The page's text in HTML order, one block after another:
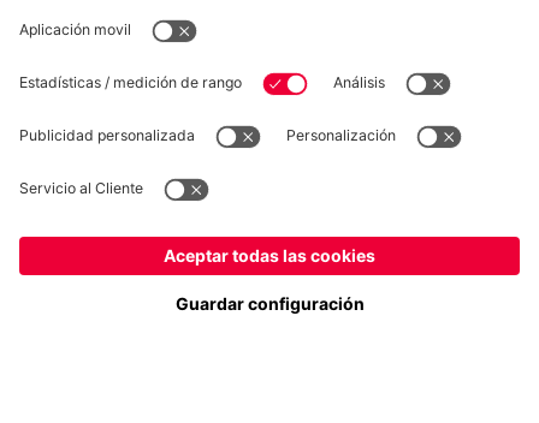
Privacidad
Configuración de las cookies
*Los precios incluyen el IVA y los gastos de envío
© FC Bayern München AG
FC Bayern München AG, Säbener Str. 51-57, 81547 München
Españapara entregar allí!
Globalpara entregar allí!